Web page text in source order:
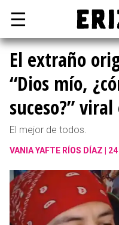
☰
El extraño
“Dios mío,
suceso?”
El mejor de todos.
VANIA YAFTE RÍOS DÍAZ